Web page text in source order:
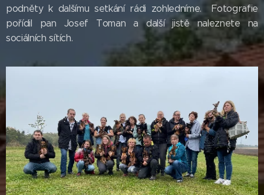
podněty k dalšímu setkání rádi zohledníme. Fotografie
pořídil pan Josef Toman a další jistě naleznete na
sociálních sítích.